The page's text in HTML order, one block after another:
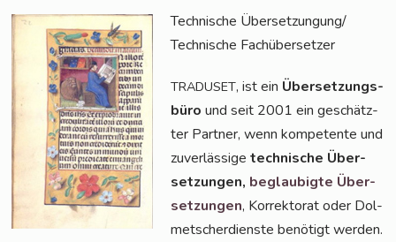
Tech­ni­sche Übersetzungung/
Tech­ni­sche Fachübersetzer
TRADUSET, ist ein Über­set­zungs­
bü­round seit 2001 ein geschätz­
ter Part­ner, wenn kom­pe­ten­te und
zuver­läs­si­getech­ni­sche Über­
set­zun­gen, beglau­big­te Über­
set­zun­gen, Kor­rek­to­rat oder Dol­
met­scher­diens­te benö­tigt wer­den.